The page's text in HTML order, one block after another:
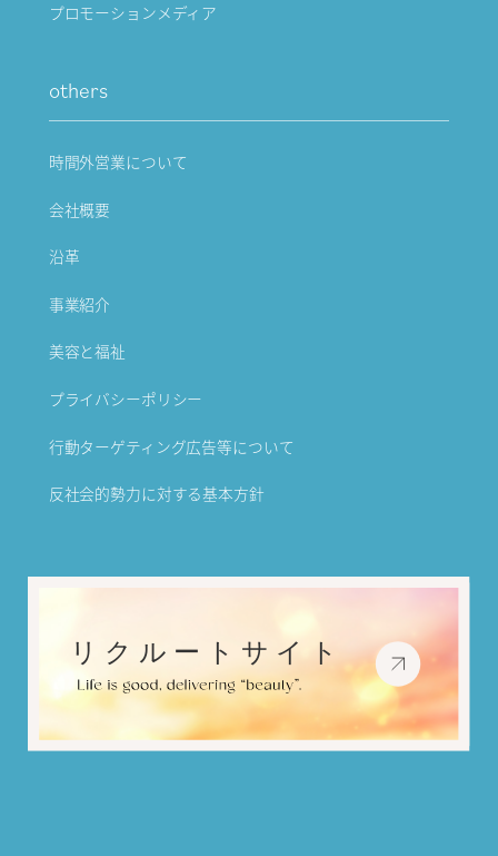
プロモーションメディア
others
時間外営業について
会社概要
沿革
事業紹介
美容と福祉
プライバシーポリシー
行動ターゲティング広告等について
反社会的勢力に対する基本方針